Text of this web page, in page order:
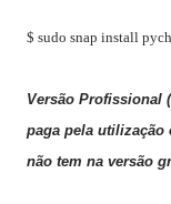
$ sudo snap install
Versão Profissional
paga pela utilização
não tem na versão